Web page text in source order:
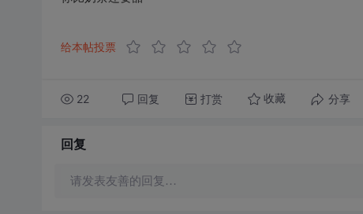
给本帖投票
22 回复 打赏 收藏 分享
回复
请发表友善的回复…